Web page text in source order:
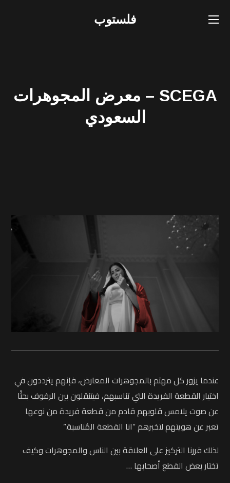
فلستوب
SCEGA – معرض المجوهرات
السعودي
عندما يزور كل مهتم بالمجوهرات المعارض، فإنهم يترددون في
اختيار القطعة الفريدة التي تناسبهم، فيتنقلون بين الرفوف بحثًا
عن صوت يلامس قلوبهم قادم من قطعة فريدة من نوعها
تعبر عن هويتهم لتخبرهم “انا القطعة المُناسبة.”
لذلك قررنا التركيز على العلاقة بين الناس والمجوهرات وكيف
تختار بعض القطع أصحابها …